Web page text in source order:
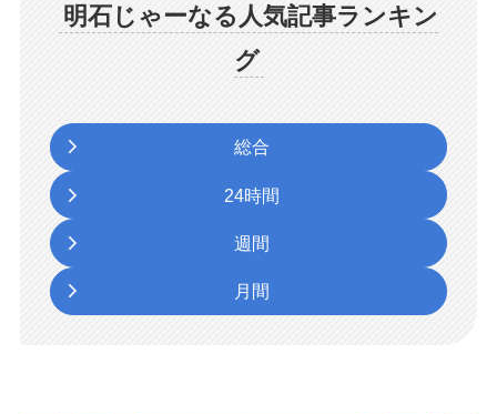
明石じゃーなる人気記事ランキン
グ
総合
24時間
週間
月間